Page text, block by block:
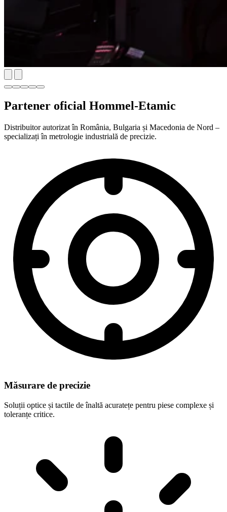
Partener oficial Hommel-Etamic
Distribuitor autorizat în România, Bulgaria și Macedonia de Nord –
specializați în metrologie industrială de precizie.
Măsurare de precizie
Soluții optice și tactile de înaltă acuratețe pentru piese complexe și
toleranțe critice.